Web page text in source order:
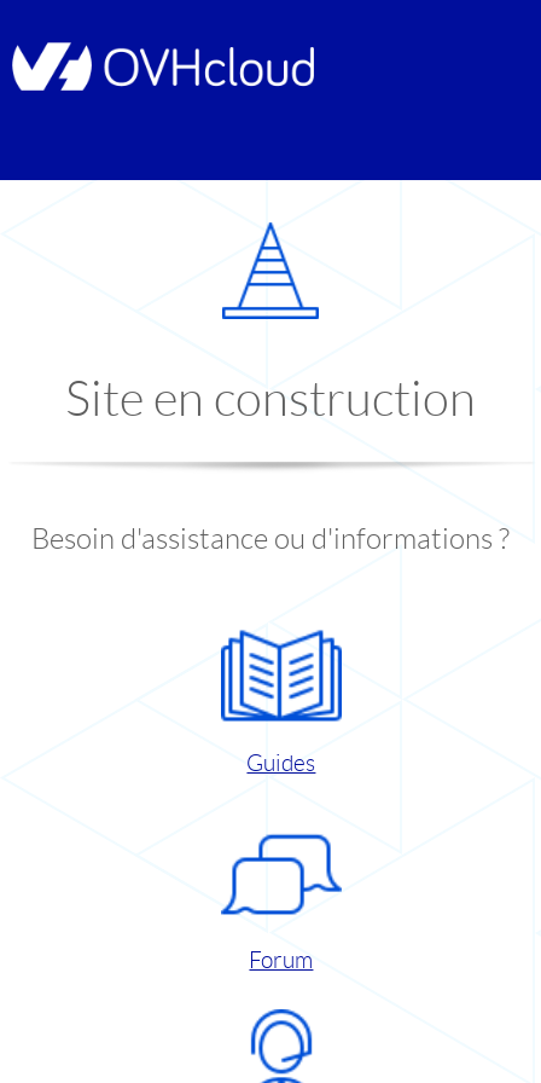
Site en construction
Besoin d'assistance ou d'informations ?
Guides
Forum